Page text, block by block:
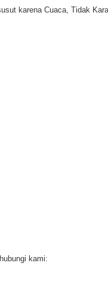
karena Cuaca, Tidak
kami: